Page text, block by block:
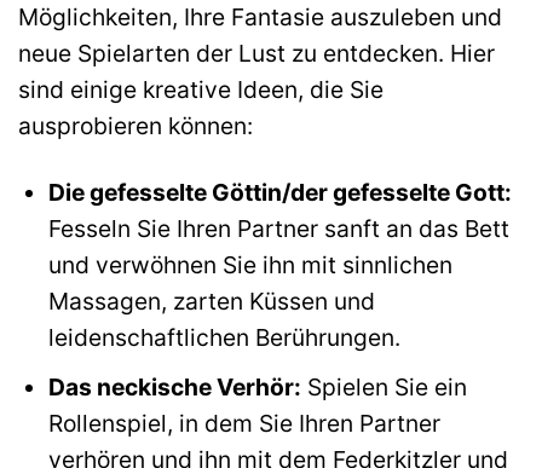
Möglichkeiten, Ihre Fantasie auszuleben und
neue Spielarten der Lust zu entdecken. Hier
sind einige kreative Ideen, die Sie
ausprobieren können:
Die gefesselte Göttin/der gefesselte Gott:
Fesseln Sie Ihren Partner sanft an das Bett
und verwöhnen Sie ihn mit sinnlichen
Massagen, zarten Küssen und
leidenschaftlichen Berührungen.
Das neckische Verhör: Spielen Sie ein
Rollenspiel, in dem Sie Ihren Partner
verhören und ihn mit dem Federkitzler und